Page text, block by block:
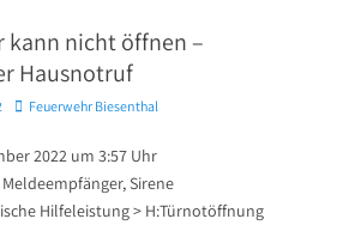
kann nicht öffnen –
Hausnotruf
AutorFeuerwehr Biesenthal
2022 um 3:57 Uhr
Meldeempfänger, Sirene
Hilfeleistung > H:Türnotöffnung